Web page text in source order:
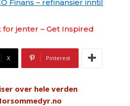
Finans – refinansier inntil
jenter – Get Inspired
X Pinterest
over hele verden